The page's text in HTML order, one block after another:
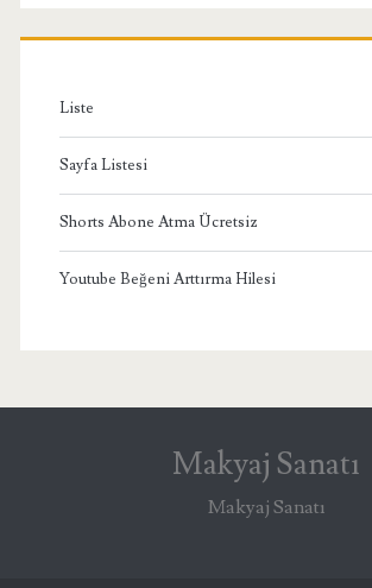
Liste
Sayfa Listesi
Shorts Abone Atma Ücretsiz
Youtube Beğeni Arttırma Hilesi
Makyaj Sanatı
Makyaj Sanatı